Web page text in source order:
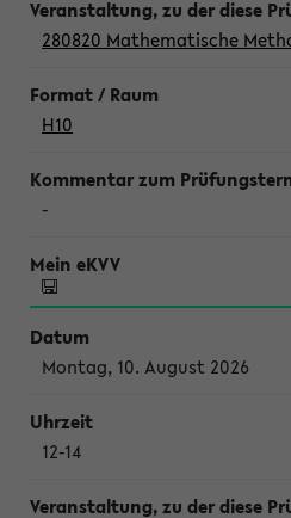
280820 Mathematische
H10
-
Montag, 10. August 2026
12-14